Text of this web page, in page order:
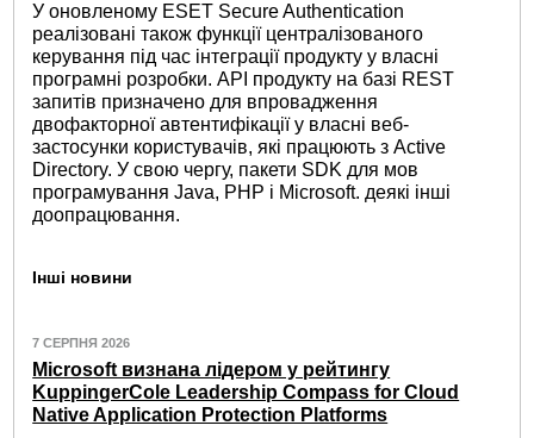
У оновленому ESET Secure Authentication
реалізовані також функції централізованого
керування під час інтеграції продукту у власні
програмні розробки. API продукту на базі REST
запитів призначено для впровадження
двофакторної автентифікації у власні веб-
застосунки користувачів, які працюють з Active
Directory. У свою чергу, пакети SDK для мов
програмування Java, PHP і Microsoft. деякі інші
доопрацювання.
Інші новини
7 СЕРПНЯ 2026
Microsoft визнана лідером у рейтингу
KuppingerCole Leadership Compass for Cloud
Native Application Protection Platforms